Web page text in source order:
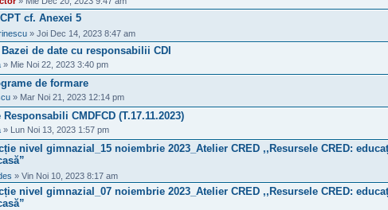
cf. Anexei 5
» Joi Dec 14, 2023 8:47 am
de date cu responsabilii CDI
» Mie Noi 22, 2023 3:40 pm
de formare
» Mar Noi 21, 2023 12:14 pm
Responsabili CMDFCD (T.17.11.2023)
» Lun Noi 13, 2023 1:57 pm
nivel gimnazial_15 noiembrie 2023_Atelier CRED ,,Resursele CRED:
» Vin Noi 10, 2023 8:17 am
nivel gimnazial_07 noiembrie 2023_Atelier CRED ,,Resursele CRED: